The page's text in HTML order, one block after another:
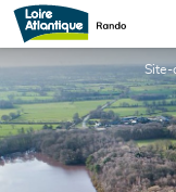
ETANG D'ABBARETZ
Site-